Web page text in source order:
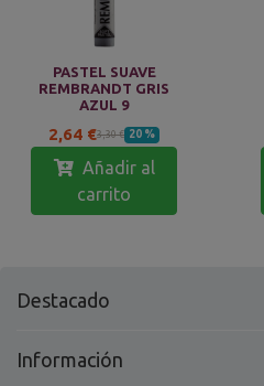
PASTEL SUAVE
REMBRANDT GRIS
AZUL 9
2,64 €3,30 € 20 %
Añadir al
carrito
Destacado
Información